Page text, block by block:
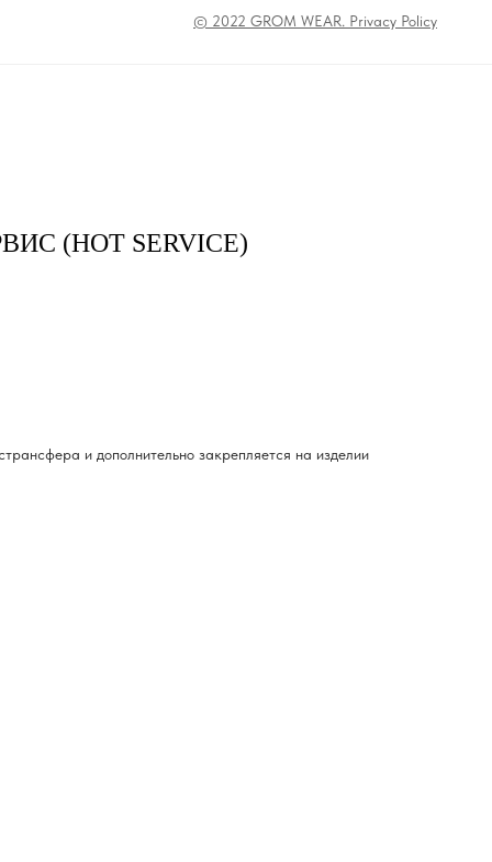
© 2022 GROM WEAR. Privacy Policy
(HOT SERVICE)
и дополнительно закрепляется на изделии